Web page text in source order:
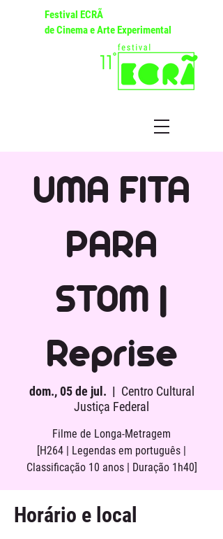
Festival ECRÃ
de Cinema e Arte Experimental
UMA FITA
PARA
STOM |
Reprise
dom., 05 de jul.
  |
Centro Cultural
Justiça Federal
Filme de Longa-Metragem
[H264 | Legendas em português |
Classificação 10 anos | Duração 1h40]
Horário e local